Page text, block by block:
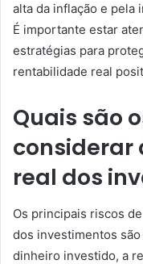
alta da inflação e pela
É importante estar
estratégias para
rentabilidade real
Quais são
considerar
real dos
Os principais riscos
dos investimentos
dinheiro investido, a